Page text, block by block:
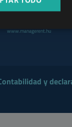
www.managerent.hu
y